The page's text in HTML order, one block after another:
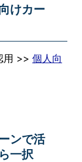
けカー
用 >> 個人向
ンで活
一択